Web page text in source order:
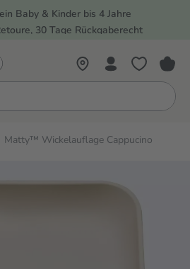
springen
Baby & Kinder bis 4 Jahre
30 Tage Rückgaberecht
Matty™ Wickelauflage Cappucino